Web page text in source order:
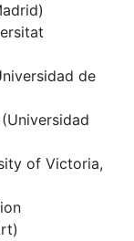
de
of Victoria,